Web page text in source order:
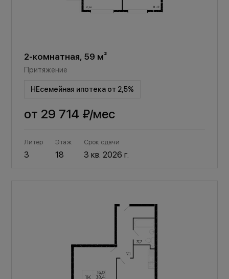
2-комнатная, 59 м²
Притяжение
НЕсемейная ипотека от 2,5%
от 29 714 ₽/мес
Литер
3
Этаж
18
Срок сдачи
3 кв. 2026 г.